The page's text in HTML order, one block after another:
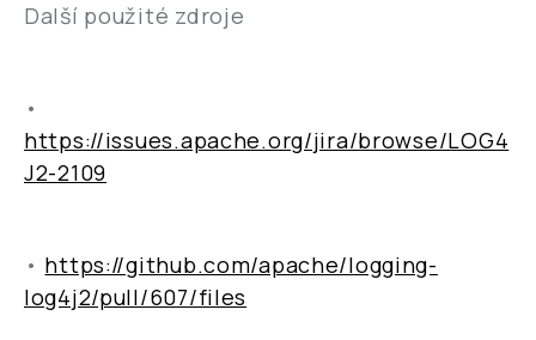
Další použité zdroje
•
https://issues.apache.org/jira/browse/LOG4
J2-2109
• https://github.com/apache/logging-
log4j2/pull/607/files